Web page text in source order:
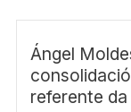
Ángel
referente